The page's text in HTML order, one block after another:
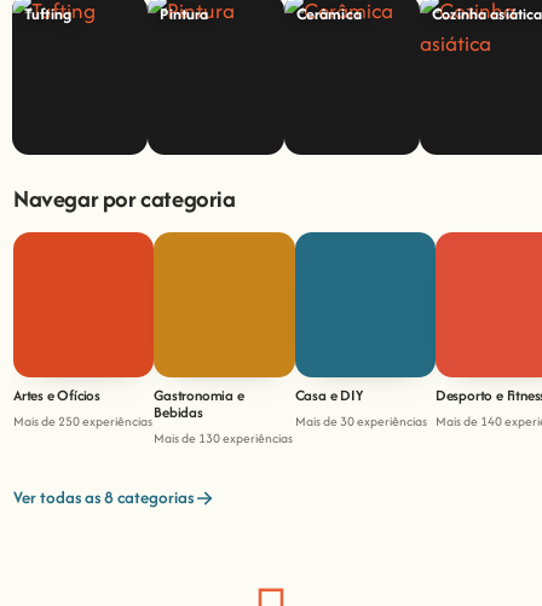
Tufting Pintura Cerâmica Cozinha asiática
Navegar por categoria
Artes e Ofícios
Mais de 250 experiências
Gastronomia e
Bebidas
Mais de 130 experiências
Casa e DIY
Mais de 30 experiências
Desporto e
Mais de 140
Ver todas as 8 categorias